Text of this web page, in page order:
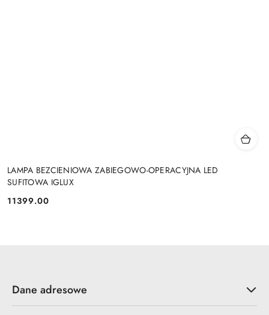
LAMPA BEZCIENIOWA ZABIEGOWO-OPERACYJNA LED
SUFITOWA IGLUX
Cena:
11399.00
Dane adresowe